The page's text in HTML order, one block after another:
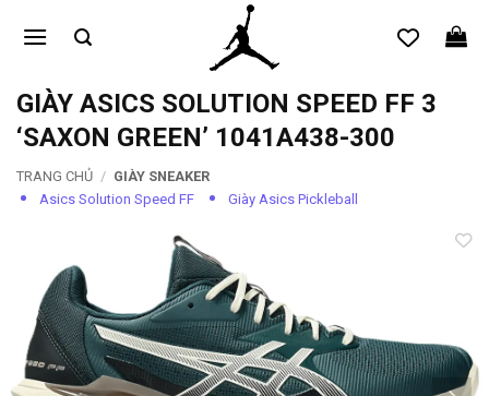
qua
dungGIÀY ASICS SOLUTION SPEED FF 3
‘SAXON GREEN’ 1041A438-300
TRANG CHỦ / GIÀY SNEAKER
Asics Solution Speed FF
Giày Asics Pickleball